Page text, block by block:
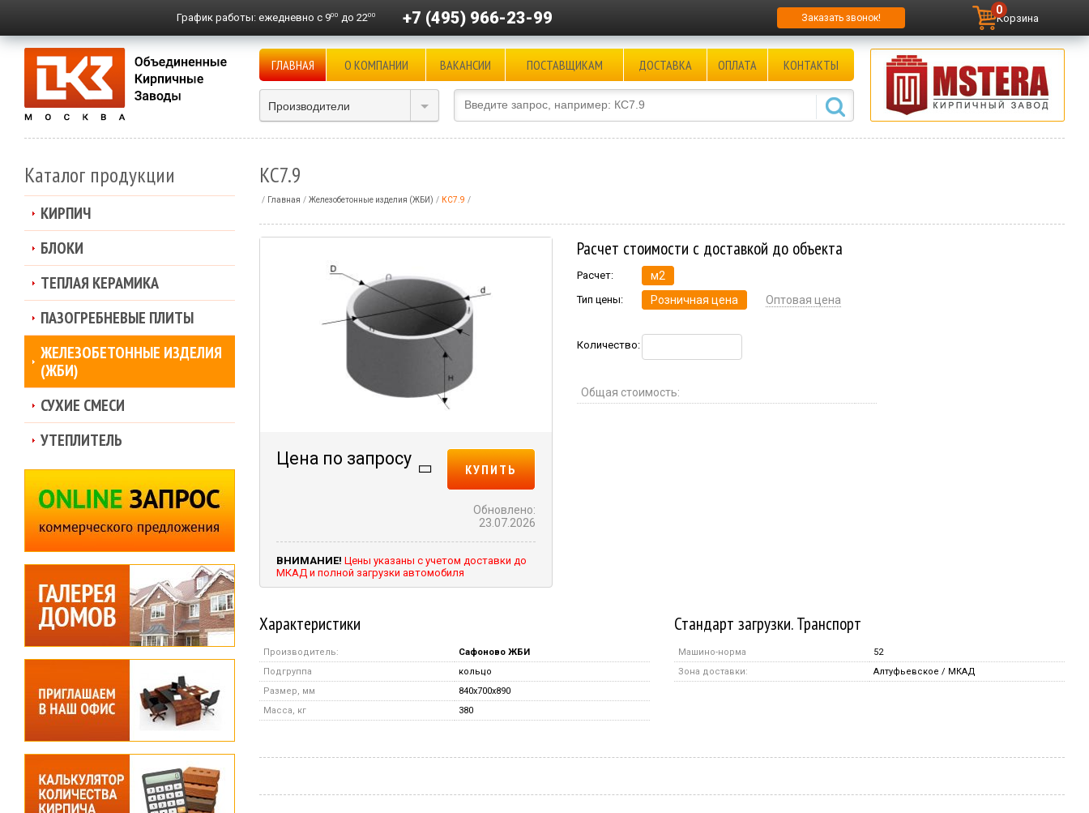
График работы: ежедневно с 900 до 2200 +7 (495) 966-23-99 Заказать звонок! Корзина
0
ГЛАВНАЯ О КОМПАНИИ ВАКАНСИИ ПОСТАВЩИКАМ ДОСТАВКА ОПЛАТА КОНТАКТЫ
Производители
КС7.9
Главная Железобетонные изделия (ЖБИ) КС7.9
Цена по запросу
КУПИТЬ
Обновлено:
23.07.2026
ВНИМАНИЕ! Цены указаны с учетом доставки до
МКАД и полной загрузки автомобиля
Расчет стоимости с доставкой до объекта
Расчет: м2
Тип цены: Розничная цена Оптовая цена
Количество:
Общая стоимость:
Характеристики
Производитель:
Сафоново ЖБИ
Подгруппа
кольцо
Размер, мм
840x700x890
Масса, кг
380
Стандарт загрузки. Транспорт
Машино-норма
52
Зона доставки:
Алтуфьевское / МКАД
Каталог продукции
КИРПИЧ
БЛОКИ
ТЕПЛАЯ КЕРАМИКА
ПАЗОГРЕБНЕВЫЕ ПЛИТЫ
ЖЕЛЕЗОБЕТОННЫЕ ИЗДЕЛИЯ
(ЖБИ)
СУХИЕ СМЕСИ
УТЕПЛИТЕЛЬ